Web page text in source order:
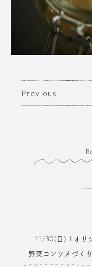
Previous
_ 11/30(日)「オリ
野菜コンソメづく